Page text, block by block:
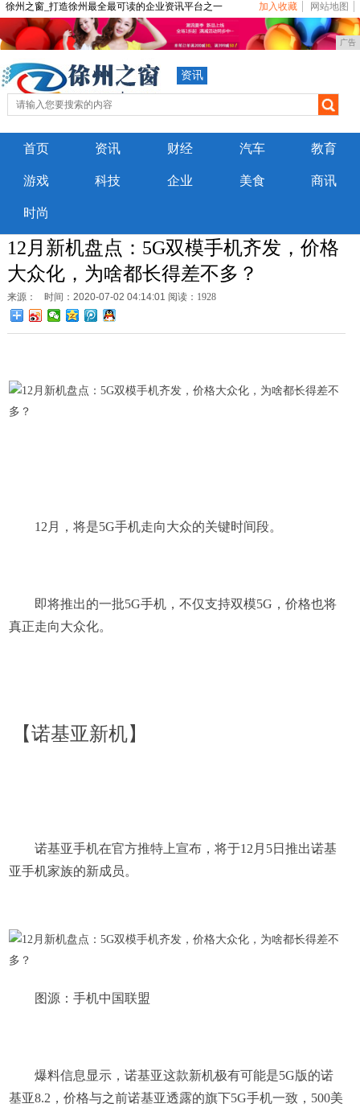
徐州之窗_打造徐州最全最可读的企业资讯平台之一 加入收藏 网站地图
广告
资讯
首页 资讯 财经 汽车 教育
游戏 科技 企业 美食 商讯
时尚
12月新机盘点：5G双模手机齐发，价格
大众化，为啥都长得差不多？
来源： 时间：2020-07-02 04:14:01 阅读：1928
12月，将是5G手机走向大众的关键时间段。
即将推出的一批5G手机，不仅支持双模5G，价格也将
真正走向大众化。
【诺基亚新机】
诺基亚手机在官方推特上宣布，将于12月5日推出诺基
亚手机家族的新成员。
图源：手机中国联盟
爆料信息显示，诺基亚这款新机极有可能是5G版的诺
基亚8.2，价格与之前诺基亚透露的旗下5G手机一致，500美